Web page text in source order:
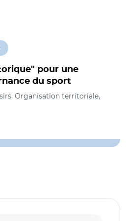
pour une
du sport
Organisation territoriale,